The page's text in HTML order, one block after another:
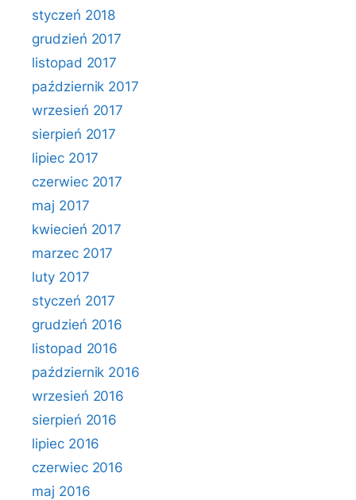
styczeń 2018
grudzień 2017
listopad 2017
październik 2017
wrzesień 2017
sierpień 2017
lipiec 2017
czerwiec 2017
maj 2017
kwiecień 2017
marzec 2017
luty 2017
styczeń 2017
grudzień 2016
listopad 2016
październik 2016
wrzesień 2016
sierpień 2016
lipiec 2016
czerwiec 2016
maj 2016